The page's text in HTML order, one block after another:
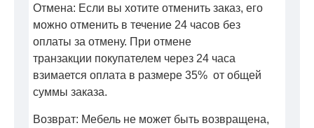
Отмена: Если вы хотите отменить заказ, его
можно отменить в течение 24 часов без
оплаты за отмену. При отмене
транзакции покупателем через 24 часа
взимается оплата в размере 35% от общей
суммы заказа.
Возврат: Мебель не может быть возвращена,